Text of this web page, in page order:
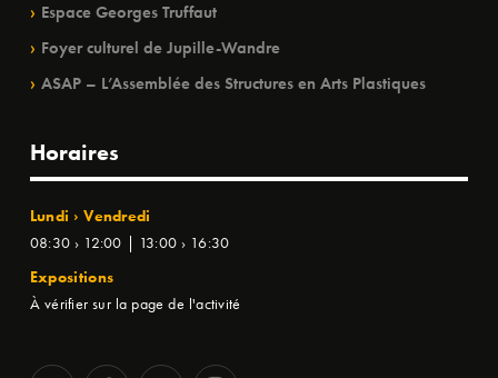
Espace Georges Truffaut
Foyer culturel de Jupille-Wandre
ASAP – L’Assemblée des Structures en Arts Plastiques
Horaires
Lundi › Vendredi
08:30 › 12:00 | 13:00 › 16:30
Expositions
À vérifier sur la page de l'activité